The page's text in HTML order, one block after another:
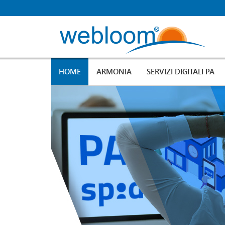
HOME ARMONIA SERVIZI DIGITALI PA